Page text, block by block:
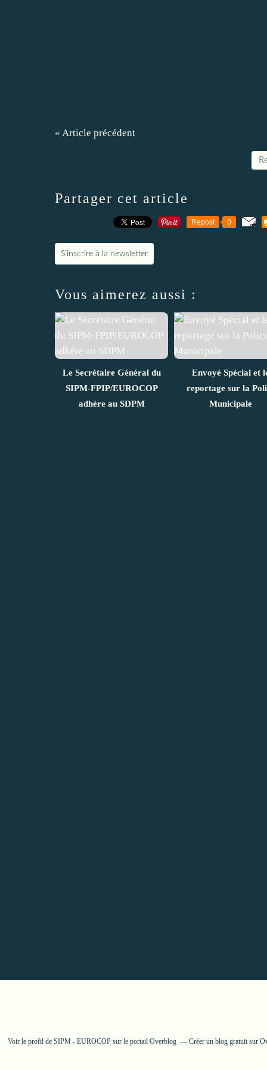
« Article précédent
Partager cet article
Repost 0
S'inscrire à la newsletter
Vous aimerez aussi :
Le Secrétaire Général du
SIPM-FPIP/EUROCOP
adhère au SDPM
Envoyé Spécial et
reportage sur la
Municipale
Voir le profil de SIPM - EUROCOPsur le portail Overblog Créer un blog gratuit sur